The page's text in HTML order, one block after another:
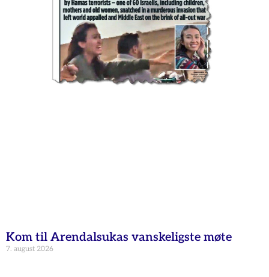
Kom til Arendalsukas vanskeligste møte
7. august 2026